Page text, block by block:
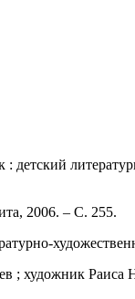
детский
2006. – С. 255.
; художник Раиса